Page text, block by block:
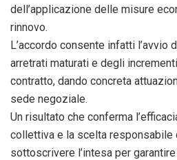
dell’applicazione delle misure
rinnovo.
L’accordo consente infatti l’avvio
arretrati maturati e degli
contratto, dando concreta
sede negoziale.
Un risultato che conferma
collettiva e la scelta responsabile
sottoscrivere l’intesa per